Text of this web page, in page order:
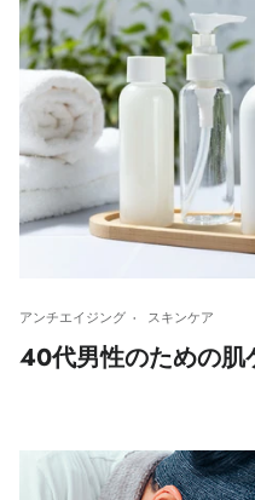
アンチエイジング スキンケア
40代男性のための肌